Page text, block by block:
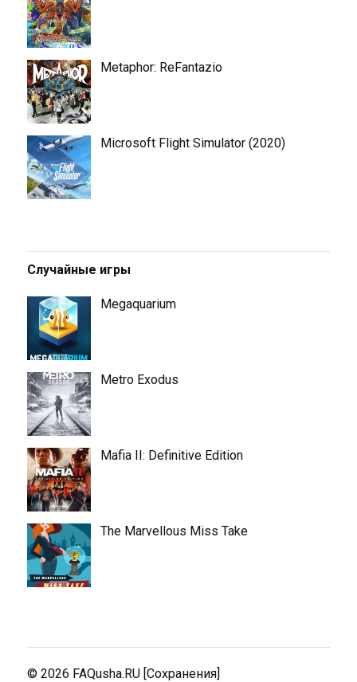
Metaphor: ReFantazio
Microsoft Flight Simulator (2020)
Случайные игры
Megaquarium
Metro Exodus
Mafia II: Definitive Edition
The Marvellous Miss Take
© 2026 FAQusha.RU [Сохранения]